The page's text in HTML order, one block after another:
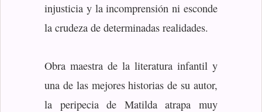
injusticia y la incomprensión ni esconde
la crudeza de determinadas realidades.
Obra maestra de la literatura infantil y
una de las mejores historias de su autor,
la peripecia de Matilda atrapa muy